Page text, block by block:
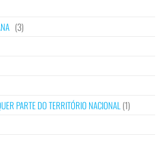
(3)
PARTE DO TERRITÓRIO NACIONAL (1)